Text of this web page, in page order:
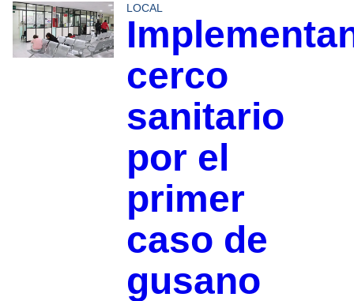
LOCAL
cerco
sanitario
por el
primer
caso de
gusano